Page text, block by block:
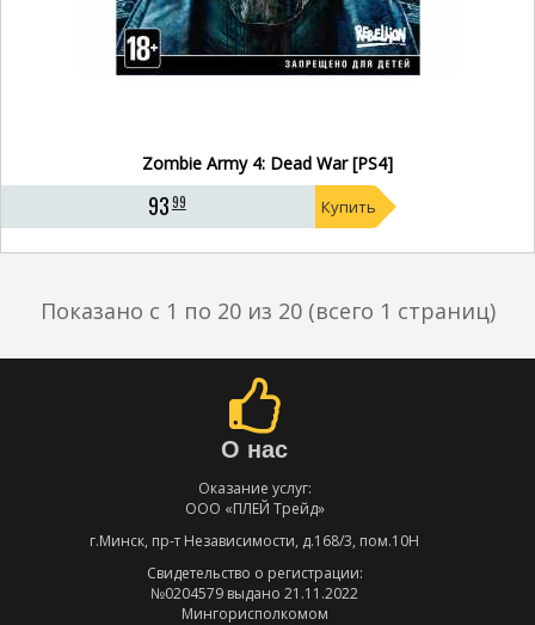
Zombie Army 4: Dead War [PS4]
9399 Купить
Показано с 1 по 20 из 20 (всего 1 страниц)
О нас
Оказание услуг:
ООО «ПЛЕЙ Трейд»
г.Минск, пр-т Независимости, д.168/3, пом.10Н
Свидетельство о регистрации:
№0204579 выдано 21.11.2022
Мингорисполкомом